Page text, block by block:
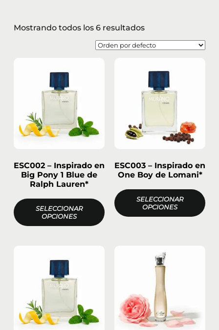
Mostrando todos los 6 resultados
ESC002 – Inspirado en
Big Pony 1 Blue de
Ralph Lauren*
SELECCIONAR
OPCIONES
ESC003 – Inspirado en
One Boy de Lomani*
SELECCIONAR
OPCIONES